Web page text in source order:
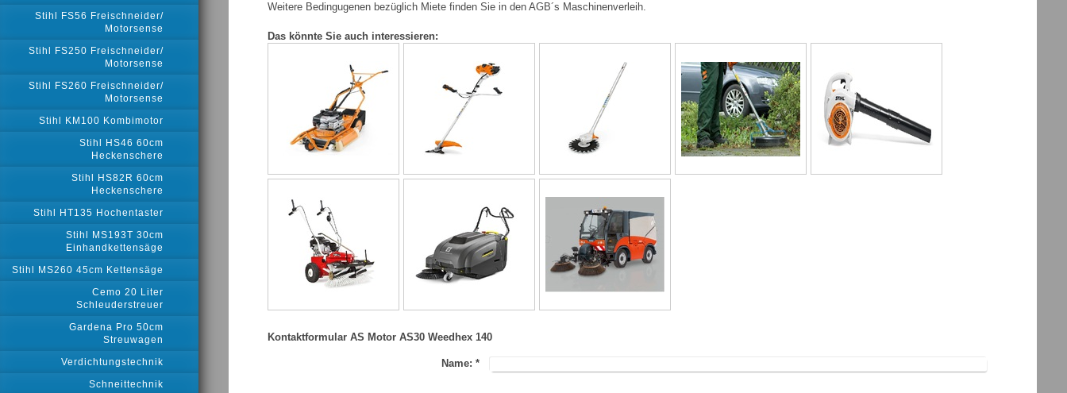
Stihl FS56 Freischneider/
Motorsense
Stihl FS250 Freischneider/
Motorsense
Stihl FS260 Freischneider/
Motorsense
Stihl KM100 Kombimotor
Stihl HS46 60cm
Heckenschere
Stihl HS82R 60cm
Heckenschere
Stihl HT135 Hochentaster
Stihl MS193T 30cm
Einhandkettensäge
Stihl MS260 45cm Kettensäge
Cemo 20 Liter
Schleuderstreuer
Gardena Pro 50cm
Streuwagen
Verdichtungstechnik
Schneittechnik
Weitere Bedingugenen bezüglich Miete finden Sie in den AGB´s Maschinenverleih.
Das könnte Sie auch interessieren:
Kontaktformular AS Motor AS30 Weedhex 140
Name: *